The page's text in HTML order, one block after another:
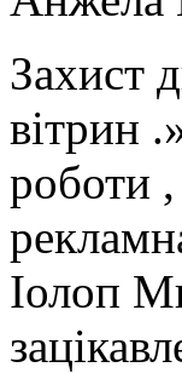
Захист
вітрин
роботи ,
Іолоп